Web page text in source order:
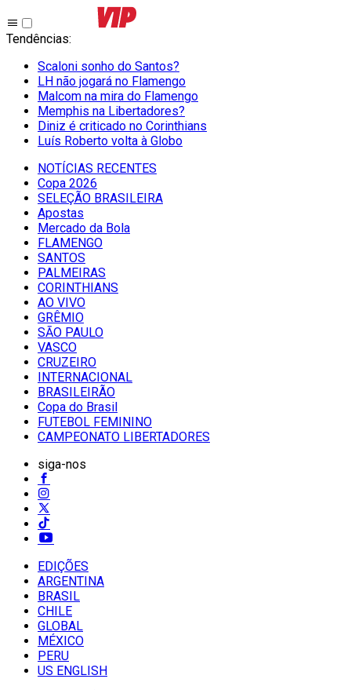
Tendências:
Scaloni sonho do Santos?
LH não jogará no Flamengo
Malcom na mira do Flamengo
Memphis na Libertadores?
Diniz é criticado no Corinthians
Luís Roberto volta à Globo
NOTÍCIAS RECENTES
Copa 2026
SELEÇÃO BRASILEIRA
Apostas
Mercado da Bola
FLAMENGO
SANTOS
PALMEIRAS
CORINTHIANS
AO VIVO
GRÊMIO
SĀO PAULO
VASCO
CRUZEIRO
INTERNACIONAL
BRASILEIRÃO
Copa do Brasil
FUTEBOL FEMININO
CAMPEONATO LIBERTADORES
siga-nos
EDIÇÕES
ARGENTINA
BRASIL
CHILE
GLOBAL
MÉXICO
PERU
US ENGLISH